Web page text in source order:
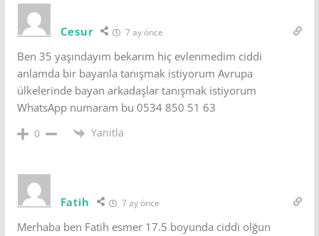
Cesur 7 ay önce
Ben 35 yaşındayım bekarım hiç evlenmedim ciddi
anlamda bir bayanla tanışmak istiyorum Avrupa
ülkelerinde bayan arkadaşlar tanışmak istiyorum
WhatsApp numaram bu 0534 850 51 63
0 Yanıtla
Fatih 7 ay önce
Merhaba ben Fatih esmer 17.5 boyunda ciddi olğun